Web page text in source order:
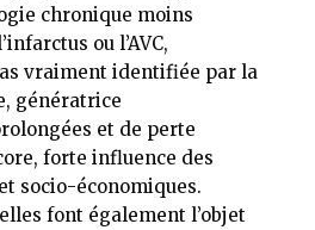
chronique moins
ou l’AVC,
vraiment identifiée par la
génératrice
et de perte
forte influence des
socio-économiques.
font également l’objet